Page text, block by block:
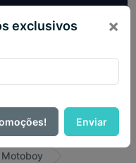
em todo o site no mês
exclusivos ×
Enviar